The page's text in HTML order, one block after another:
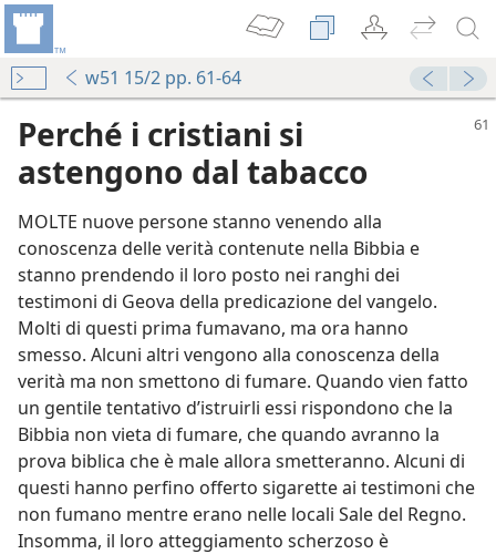
w51 15/2 pp. 61-64
Perché i cristiani si
astengono dal tabacco
MOLTE nuove persone stanno venendo alla
conoscenza delle verità contenute nella Bibbia e
stanno prendendo il loro posto nei ranghi dei
testimoni di Geova della predicazione del vangelo.
Molti di questi prima fumavano, ma ora hanno
smesso. Alcuni altri vengono alla conoscenza della
verità ma non smettono di fumare. Quando vien fatto
un gentile tentativo d’istruirli essi rispondono che la
Bibbia non vieta di fumare, che quando avranno la
prova biblica che è male allora smetteranno. Alcuni di
questi hanno perfino offerto sigarette ai testimoni che
non fumano mentre erano nelle locali Sale del Regno.
Insomma, il loro atteggiamento scherzoso è